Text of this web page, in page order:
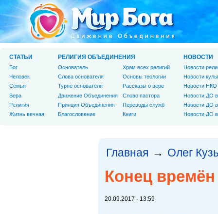
Главная → Олег
Конец времён
20.09.2017 - 13:59
СТАТЬИ
Бог
Человек
Cемья
Вера
Религия
Жизнь вечная
РЕЛИГИЯ ОБЪЕДИНЕНИЯ
Основатель
Слова основателя
Турне основателя
Движение Объединения
Принцип Объединения
Благословение
Храм всех религий
Основы теологии
Рассказы о вере
Слово пастора
Переводы служб
Книги
НОВОСТИ
Новости
Новости
Новости НКО
Новости ДО
Новости ДО
Новости ДО